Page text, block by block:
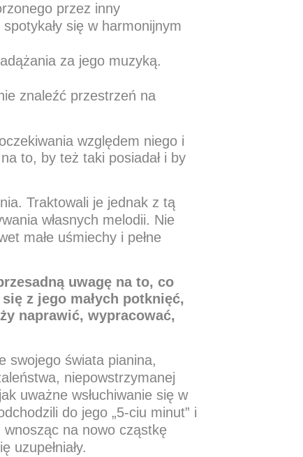
przez inny
się w harmonijnym
za jego muzyką.
znaleźć przestrzeń na
względem niego i
to, by też taki posiadał i by
Traktowali je jednak z tą
własnych melodii. Nie
małe uśmiechy i pełne
uwagę na to, co
z jego małych potknięć,
naprawić, wypracować,
swojego świata pianina,
niepowstrzymanej
uważne wsłuchiwanie się w
do jego „5-ciu minut” i
na nowo cząstkę
uzupełniały.